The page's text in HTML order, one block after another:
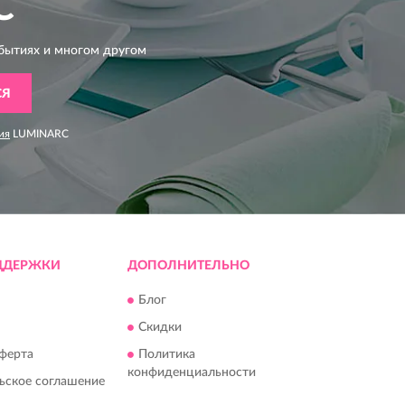
и многом другом
LUMINARC
соглашение
ДОПОЛНИТЕЛЬНО
Блог
Скидки
Политика
конфиденциальности